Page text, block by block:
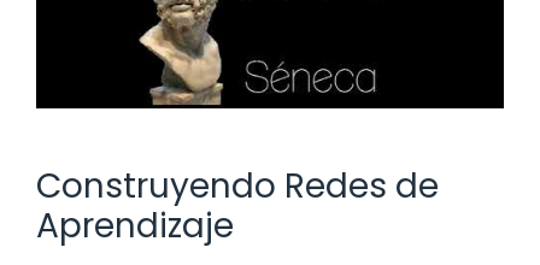
Construyendo Redes de
Aprendizaje